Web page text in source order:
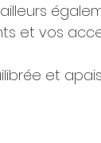
et vos
et